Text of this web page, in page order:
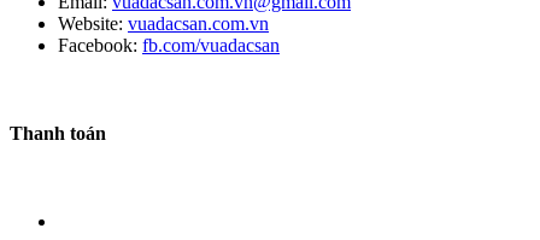
Website: vuadacsan.com.vn
Facebook: fb.com/vuadacsan
Thanh toán